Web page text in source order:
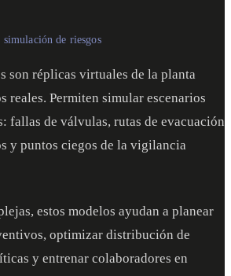
de riesgos
son réplicas virtuales de la planta
reales. Permiten simular escenarios
fallas de válvulas, rutas de evacuación
y puntos ciegos de la vigilancia
estos modelos ayudan a planear
optimizar distribución de
y entrenar colaboradores en